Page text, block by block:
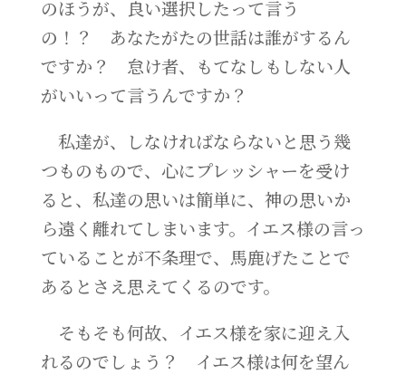
のほうが、良い選択したって言う
の！？ あなたがたの世話は誰がするん
ですか？ 怠け者、もてなしもしない人
がいいって言うんですか？
私達が、しなければならないと思う幾
つものもので、心にプレッシャーを受け
ると、私達の思いは簡単に、神の思いか
ら遠く離れてしまいます。イエス様の言っ
ていることが不条理で、馬鹿げたことで
あるとさえ思えてくるのです。
そもそも何故、イエス様を家に迎え入
れるのでしょう？ イエス様は何を望ん